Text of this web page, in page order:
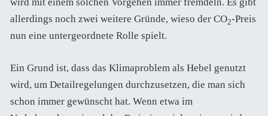
wird mit einem solchen Vorgehen immer fremdeln. Es gibt
allerdings noch zwei weitere Gründe, wieso der CO2-Preis
nun eine untergeordnete Rolle spielt.
Ein Grund ist, dass das Klimaproblem als Hebel genutzt
wird, um Detailregelungen durchzusetzen, die man sich
schon immer gewünscht hat. Wenn etwa im